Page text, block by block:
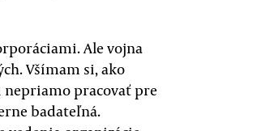
Ale vojna
Všímam si, ako
pracovať pre
badateľná.